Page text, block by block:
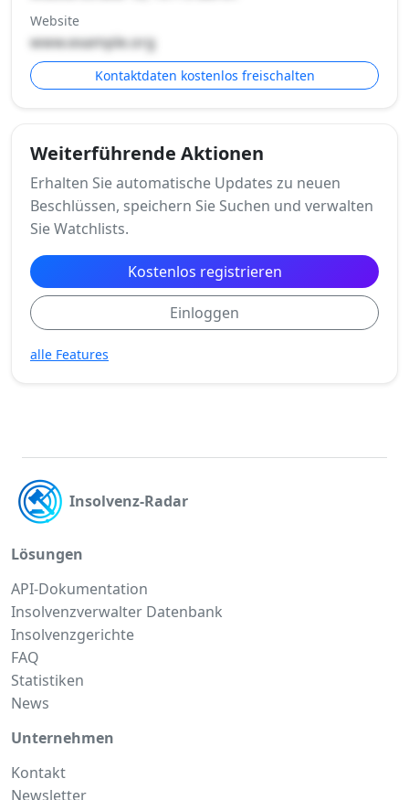
Website
www.example.org
Kontaktdaten kostenlos freischalten
Weiterführende Aktionen
Erhalten Sie automatische Updates zu neuen
Beschlüssen, speichern Sie Suchen und verwalten
Sie Watchlists.
Kostenlos registrieren
Einloggen
alle Features
Insolvenz-Radar
Lösungen
API-Dokumentation
Insolvenzverwalter Datenbank
Insolvenzgerichte
FAQ
Statistiken
News
Unternehmen
Kontakt
Newsletter